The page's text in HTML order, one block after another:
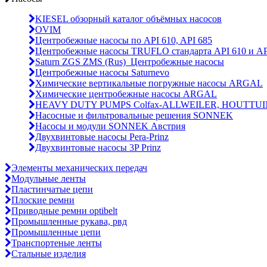
KIESEL обзорный каталог объёмных насосов
OVIM
Центробежные насосы по API 610, API 685
Центробежные насосы TRUFLO стандарта API 610 и
Saturn ZGS ZMS (Rus)_Центробежные насосы
Центробежные насосы Saturnevo
Химические вертикальные погружные насосы ARGAL
Химические центробежные насосы ARGAL
HEAVY DUTY PUMPS Colfax-ALLWEILER,
Насосные и фильтровальные решения SONNEK
Насосы и модули SONNEK Австрия
Двухвинтовые насосы Pera-Prinz
Двухвинтовые насосы 3P Prinz
Элементы механических передач
Модульные ленты
Пластинчатые цепи
Плоские ремни
Приводные ремни optibelt
Промышленные рукава, рвд
Промышленные цепи
Транспортеные ленты
Стальные изделия